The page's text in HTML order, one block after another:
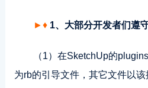
►♦ 1、大部分开发者们遵
（1）在SketchUp的
为rb的引导文件，其它文件以